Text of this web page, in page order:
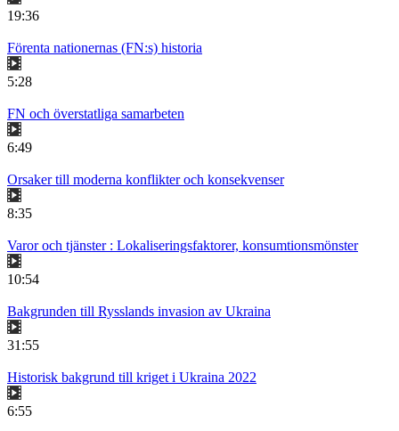
19:36
Förenta nationernas (FN:s) historia
5:28
FN och överstatliga samarbeten
6:49
Orsaker till moderna konflikter och konsekvenser
8:35
Varor och tjänster : Lokaliseringsfaktorer, konsumtionsmönster
10:54
Bakgrunden till Rysslands invasion av Ukraina
31:55
Historisk bakgrund till kriget i Ukraina 2022
6:55